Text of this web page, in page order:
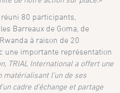
80 participants,
Barreaux de Goma, de
à raison de 20
une importante représentation
TRIAL International a offert une
matérialisant l’un de ses
cadre d’échange et partage